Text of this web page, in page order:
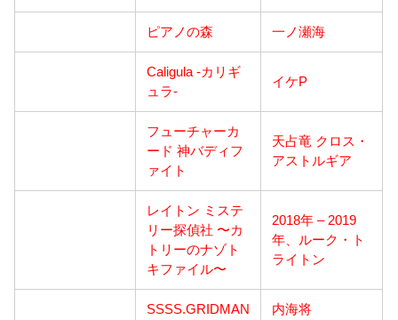
ピアノの森 一ノ瀬海
Caligula -カリギ
ュラ-
イケP
フューチャーカ
ード 神バディフ
ァイト
天占竜 クロス・
アストルギア
レイトン ミステ
リー探偵社 〜カ
トリーのナゾト
キファイル〜
2018年 – 2019
年、ルーク・ト
ライトン
SSSS.GRIDMAN 内海将